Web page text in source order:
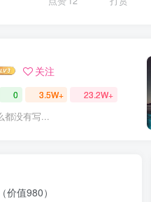
关注
0 3.5W+ 23.2W+
都没有写...
值980）